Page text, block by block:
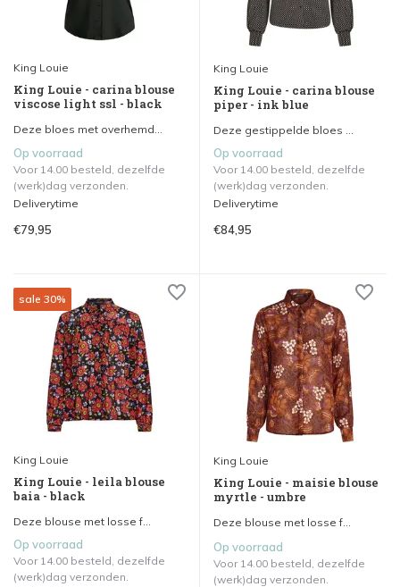
King Louie
King Louie - carina blouse
viscose light ssl - black
Deze bloes met overhemd...
Op voorraad
Voor 14.00 besteld, dezelfde
(werk)dag verzonden.
Deliverytime
€79,95
King Louie
King Louie - carina blouse
piper - ink blue
Deze gestippelde bloes ...
Op voorraad
Voor 14.00 besteld, dezelfde
(werk)dag verzonden.
Deliverytime
€84,95
sale 30%
King Louie
King Louie - leila blouse
baia - black
Deze blouse met losse f...
Op voorraad
Voor 14.00 besteld, dezelfde
(werk)dag verzonden.
King Louie
King Louie - maisie blouse
myrtle - umbre
Deze blouse met losse f...
Op voorraad
Voor 14.00 besteld, dezelfde
(werk)dag verzonden.